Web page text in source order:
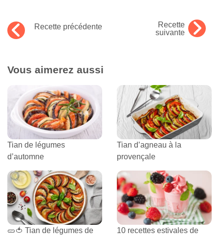
Recette précédente
Recette
suivante
Vous aimerez aussi
Tian de légumes
d’automne
Tian d’agneau à la
provençale
🥒🍅 Tian de légumes de
10 recettes estivales de